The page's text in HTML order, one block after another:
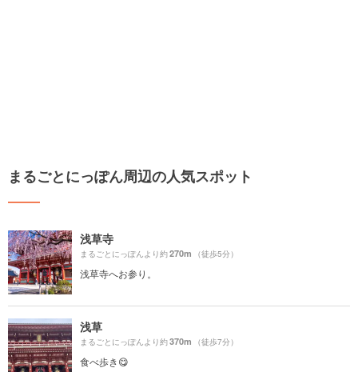
まるごとにっぽん周辺の人気スポット
浅草寺
まるごとにっぽんより約270m （徒歩5分）
浅草寺へお参り。
浅草
まるごとにっぽんより約370m （徒歩7分）
食べ歩き😋